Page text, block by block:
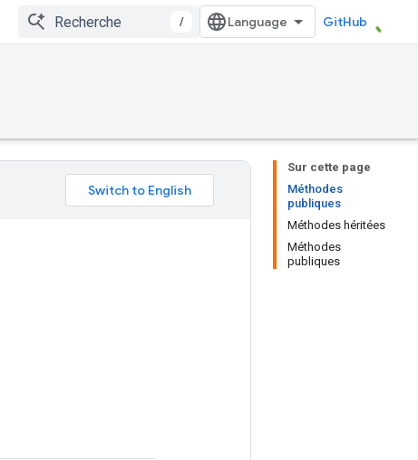
/ GitHub
Sur cette page
Méthodes
publiques
Méthodes héritées
Méthodes
publiques